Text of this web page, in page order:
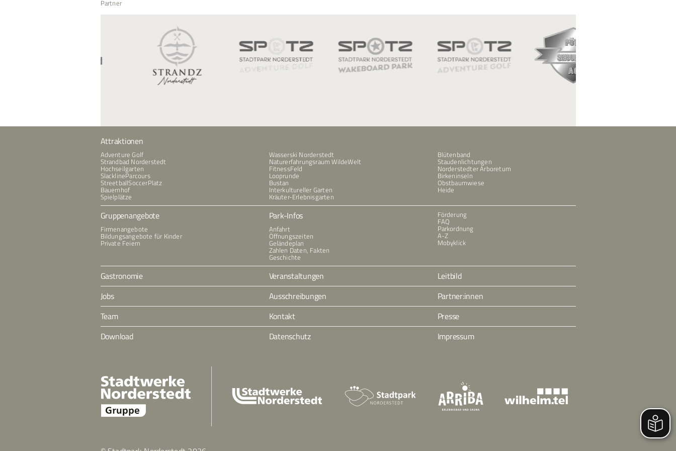
Partner
Attraktionen
Adventure Golf
Strandbad Norderstedt
Hochseilgarten
SlacklineParcours
StreetballSoccerPlatz
Bauernhof
Spielplätze
Wasserski Norderstedt
Naturerfahrungsraum WildeWelt
FitnessFeld
Looprunde
Bustan
Interkultureller Garten
Kräuter-Erlebnisgarten
Blütenband
Staudenlichtungen
Norderstedter Arboretum
Birkeninseln
Obstbaumwiese
Heide
Gruppenangebote
Firmenangebote
Bildungsangebote für Kinder
Private Feiern
Park-Infos
Anfahrt
Öffnungszeiten
Geländeplan
Zahlen Daten, Fakten
Geschichte
Förderung
FAQ
Parkordnung
A-Z
Mobyklick
Gastronomie Veranstaltungen
Leitbild
Jobs
Ausschreibungen
Partner:innen
Team
Kontakt
Presse
Download
Datenschutz Impressum